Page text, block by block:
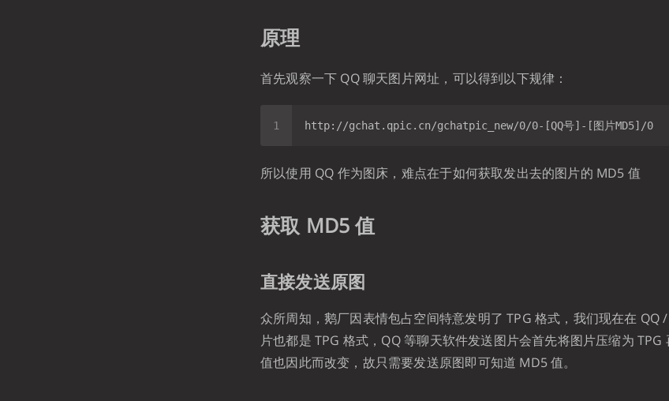
原理
首先观察一下 QQ 聊天图片网址，可以得到以下规律：
所以使用 QQ 作为图床，难点在于如何获取发出去的图片的 MD5 值
获取 MD5 值
直接发送原图
众所周知，鹅厂因表情包占空间特意发明了 TPG 格式，我们现在在 QQ
片也都是 TPG 格式，QQ 等聊天软件发送图片会首先将图片压缩为
值也因此而改变，故只需要发送原图即可知道 MD5 值。